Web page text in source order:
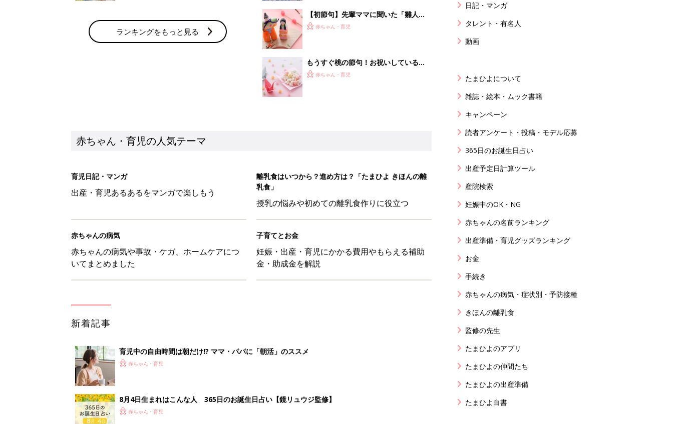
ランキングをもっと見る
【初節句】先輩ママに聞いた「雛人形
のサイズは？飾り方は？」人気5選
赤ちゃん・育児
もうすぐ桃の節句！お祝いしている？
していない？人形は飾る？飾らない？
赤ちゃん・育児
赤ちゃん・育児の人気テーマ
育児日記・マンガ
出産・育児あるあるをマンガで楽しもう
離乳食はいつから？進め方は？「たまひよ きほんの離
乳食」
授乳の悩みや初めての離乳食作りに役立つ
赤ちゃんの病気
赤ちゃんの病気や事故・ケガ、ホームケアにつ
いてまとめました
子育てとお金
妊娠・出産・育児にかかる費用やもらえる補助
金・助成金を解説
新着記事
育児中の自由時間は朝だけ!? ママ・パパに「朝活」のススメ
赤ちゃん・育児
8月4日生まれはこんな人 365日のお誕生日占い【鏡リュウジ監修】
赤ちゃん・育児
日記・マンガ
タレント・有名人
動画
たまひよについて
雑誌・絵本・ムック書籍
キャンペーン
読者アンケート・投稿・モデル応募
365日のお誕生日占い
出産予定日計算ツール
産院検索
妊娠中のOK・NG
赤ちゃんの名前ランキング
出産準備・育児グッズランキング
お金
手続き
赤ちゃんの病気・症状別・予防接種
きほんの離乳食
監修の先生
たまひよのアプリ
たまひよの仲間たち
たまひよの出産準備
たまひよ白書